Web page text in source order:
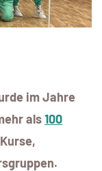
im Jahre
als100